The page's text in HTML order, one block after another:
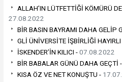
ALLAH’IN LÜTFETTİĞİ KÖMÜRÜ
27.08.2022
BİR BASIN BAYRAMI DAHA GELİP
GLİ ÜNİVERSİTE İŞBİRLİĞİ
İSKENDER’İN KILICI -07.08.2022
BİR BABALAR GÜNÜ DAHA GEÇTİ -
KISA ÖZ VE NET KONUŞTU -